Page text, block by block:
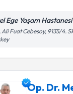
Ege Yaşam Hastanesi
Ali Fuat Cebesoy, 9135/4.
Op. Dr.